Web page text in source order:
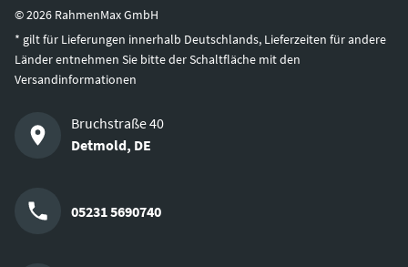
©2026 RahmenMax GmbH
* gilt für Lieferungen innerhalb Deutschlands, Lieferzeiten für andere
Länder entnehmen Sie bitte der Schaltfläche mit den
Versandinformationen
Bruchstraße 40
Detmold, DE
05231 5690740